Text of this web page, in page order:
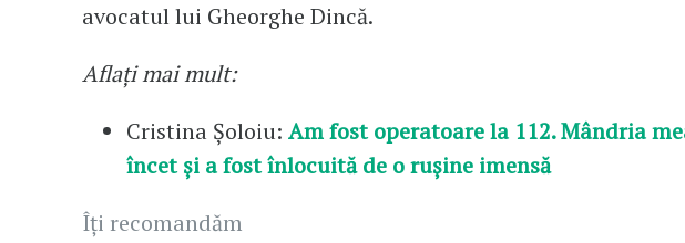
avocatul lui Gheorghe Dincă.
Aflați mai mult:
Cristina Șoloiu: Am fost operatoare la 112. Mândria
încet și a fost înlocuită de o rușine imensă
Îți recomandăm